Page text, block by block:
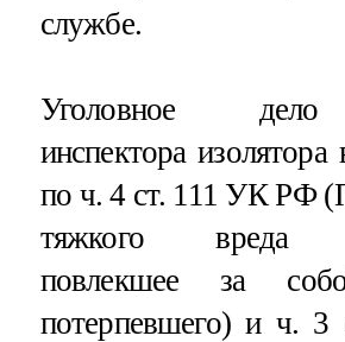
службе.
Уголовное
инспектора изолятора
по ч. 4 ст. 111 УК РФ
тяжкого вреда
повлекшее за
потерпевшего) и ч.